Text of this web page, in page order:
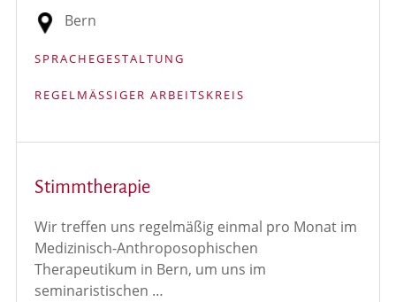
Stimmtherapie
Wir treffen uns regelmäßig einmal pro Monat im
Medizinisch-Anthroposophischen
Therapeutikum in Bern, um uns im
seminaristischen …
Bern
SPRACHEGESTALTUNG
REGELMÄSSIGER ARBEITSKREIS